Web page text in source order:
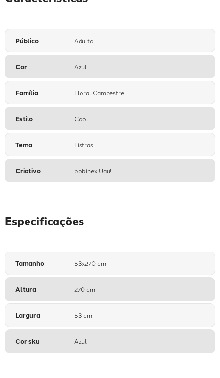
Público Adulto
Cor Azul
Família Floral Campestre
Estilo Cool
Tema Listras
Criativo bobinex Uau!
Especificações
Tamanho 53x270 cm
Altura 270 cm
Largura 53 cm
Cor sku Azul